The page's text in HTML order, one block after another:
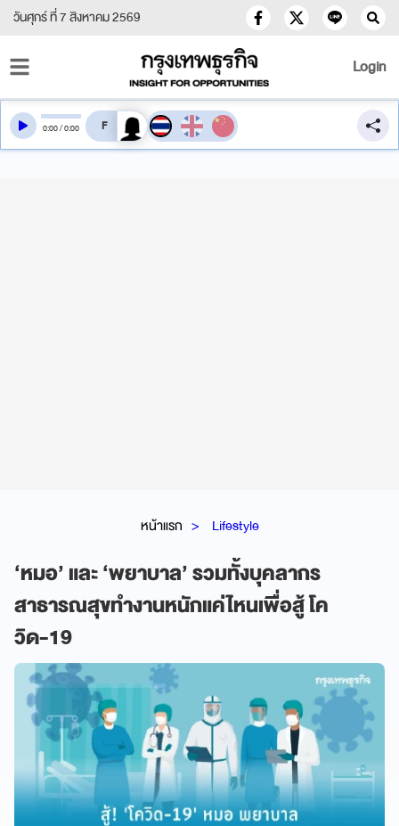
วันศุกร์ ที่ 7 สิงหาคม 2569
Login
หน้าแรก Lifestyle
‘หมอ’ และ ‘พยาบาล’ รวมทั้งบุคลากร
สาธารณสุขทำงานหนักแค่ไหนเพื่อสู้ โค
วิด-19
0:00/0:00 สลับเสียงอ่าน